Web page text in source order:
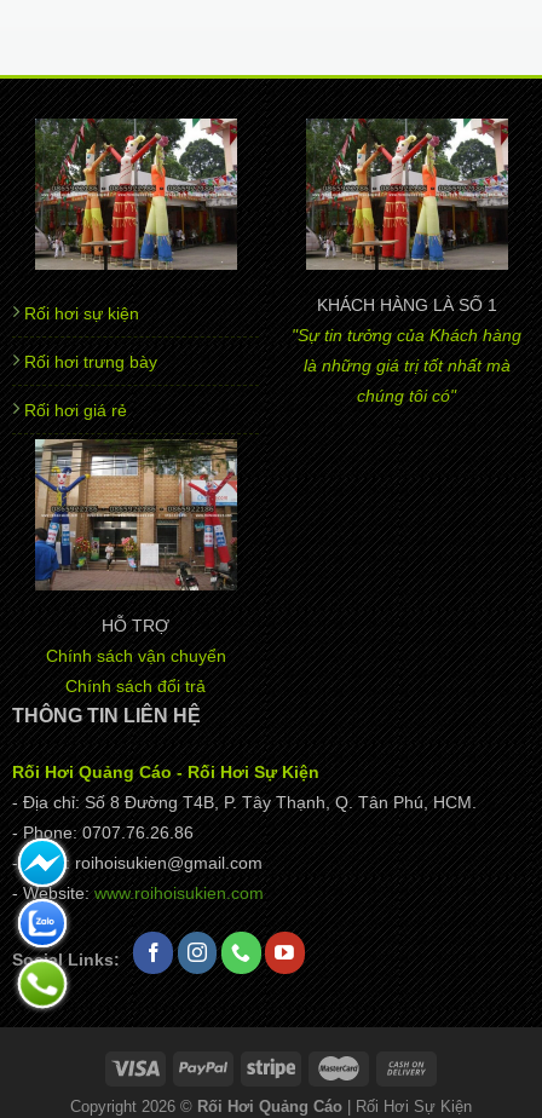
Rối hơi sự kiện
Rối hơi trưng bày
Rối hơi giá rẻ
KHÁCH HÀNG LÀ SỐ 1
"Sự tin tưởng của Khách hàng
là những giá trị tốt nhất mà
chúng tôi có"
HỖ TRỢ
Chính sách vận chuyển
Chính sách đổi trả
THÔNG TIN LIÊN HỆ
Rối Hơi Quảng Cáo - Rối Hơi Sự Kiện
- Địa chỉ: Số 8 Đường T4B, P. Tây Thạnh, Q. Tân Phú, HCM.
- Phone: 0707.76.26.86
- Email: roihoisukien@gmail.com
- Website: www.roihoisukien.com
Social Links:
Copyright 2026 © Rối Hơi Quảng Cáo | Rối Hơi Sự Kiện